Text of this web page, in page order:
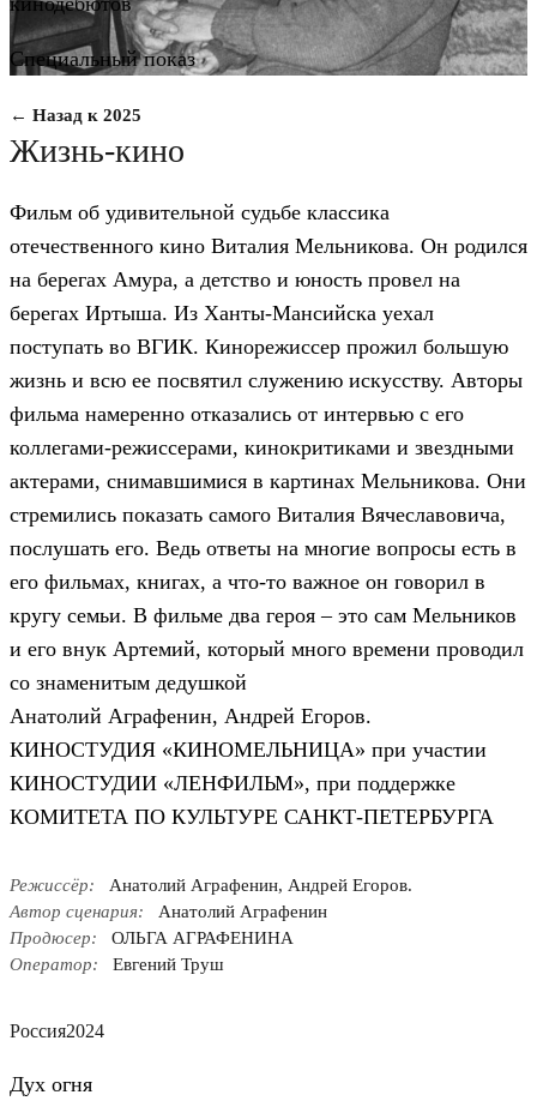
Специальный показ
← Назад к 2025
Жизнь-кино
Фильм об удивительной судьбе классика
отечественного кино Виталия Мельникова. Он родился
на берегах Амура, а детство и юность провел на
берегах Иртыша. Из Ханты-Мансийска уехал
поступать во ВГИК. Кинорежиссер прожил большую
жизнь и всю ее посвятил служению искусству. Авторы
фильма намеренно отказались от интервью с его
коллегами-режиссерами, кинокритиками и звездными
актерами, снимавшимися в картинах Мельникова. Они
стремились показать самого Виталия Вячеславовича,
послушать его. Ведь ответы на многие вопросы есть в
его фильмах, книгах, а что-то важное он говорил в
кругу семьи. В фильме два героя – это сам Мельников
и его внук Артемий, который много времени проводил
со знаменитым дедушкой
Анатолий Аграфенин, Андрей Егоров.
КИНОСТУДИЯ «КИНОМЕЛЬНИЦА» при участии
КИНОСТУДИИ «ЛЕНФИЛЬМ», при поддержке
КОМИТЕТА ПО КУЛЬТУРЕ САНКТ-ПЕТЕРБУРГА
Режиссёр:
Анатолий Аграфенин, Андрей Егоров.
Автор сценария:
Анатолий Аграфенин
Продюсер:
ОЛЬГА АГРАФЕНИНА
Оператор:
Евгений Труш
Россия2024
Дух огня